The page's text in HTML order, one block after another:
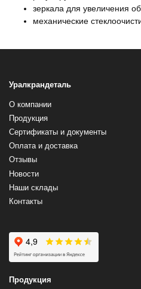
зеркала для увеличения
механические
Уралкрандеталь
О компании
Продукция
Сертификаты и документы
Оплата и доставка
Отзывы
Новости
Наши склады
Контакты
Продукция